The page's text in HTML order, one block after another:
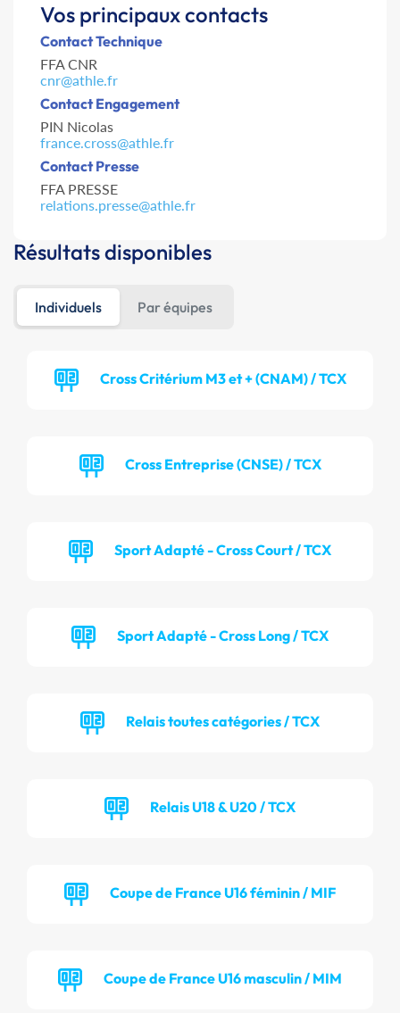
Vos principaux contacts
Contact Technique
FFA CNR
cnr@athle.fr
Contact Engagement
PIN Nicolas
france.cross@athle.fr
Contact Presse
FFA PRESSE
relations.presse@athle.fr
Résultats disponibles
Individuels Par équipes
Cross Critérium M3 et + (CNAM) / TCX
Cross Entreprise (CNSE) / TCX
Sport Adapté - Cross Court / TCX
Sport Adapté - Cross Long / TCX
Relais toutes catégories / TCX
Relais U18 & U20 / TCX
Coupe de France U16 féminin / MIF
Coupe de France U16 masculin / MIM